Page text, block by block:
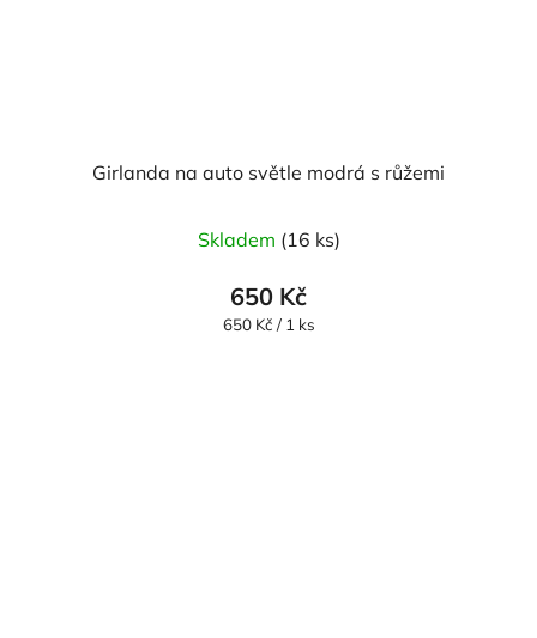
Girlanda na auto světle modrá s růžemi
Skladem (16 ks)
650 Kč
Měrná
650 Kč / 1 ks